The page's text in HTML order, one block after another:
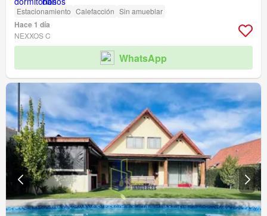
Estacionamiento Calefacción Sin amueblar
Hace 1 día
NEXXOS C
WhatsApp